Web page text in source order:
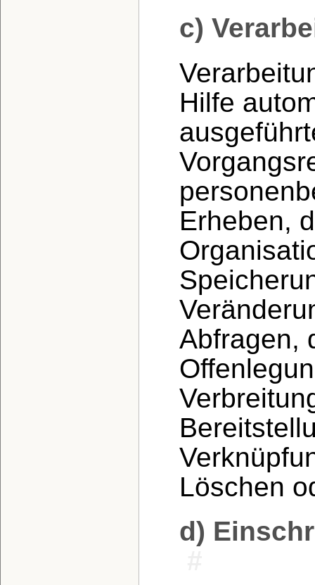
c)
Hilfe
Erheben,
Abfragen,
Löschen
d)